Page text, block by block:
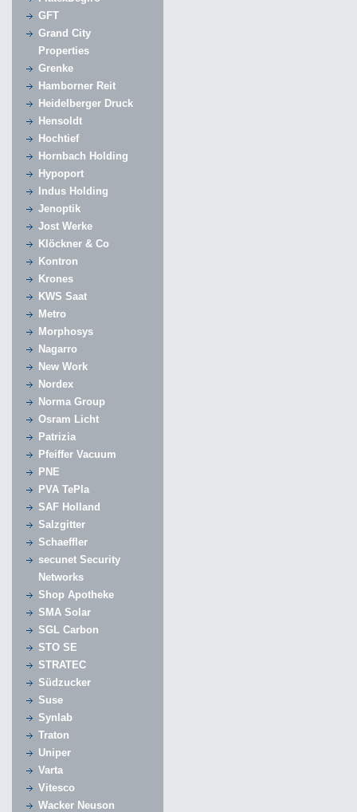
GFT
Grand City
Properties
Grenke
Hamborner Reit
Heidelberger Druck
Hensoldt
Hochtief
Hornbach Holding
Hypoport
Indus Holding
Jenoptik
Jost Werke
Klöckner & Co
Kontron
Krones
KWS Saat
Metro
Morphosys
Nagarro
New Work
Nordex
Norma Group
Osram Licht
Patrizia
Pfeiffer Vacuum
PNE
PVA TePla
SAF Holland
Salzgitter
Schaeffler
secunet Security
Networks
Shop Apotheke
SMA Solar
SGL Carbon
STO SE
STRATEC
Südzucker
Suse
Synlab
Traton
Uniper
Varta
Vitesco
Wacker Neuson